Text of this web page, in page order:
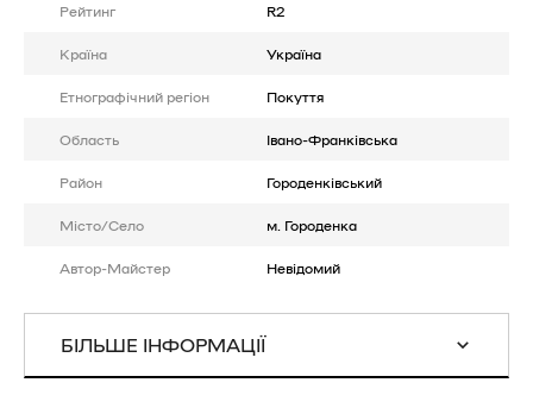
Рейтинг R2
Країна Україна
Етнографічний регіон Покуття
Область Івано-Франківська
Район Городенківський
Місто/Село м. Городенка
Автор-Майстер Невідомий
БІЛЬШЕ ІНФОРМАЦІЇ